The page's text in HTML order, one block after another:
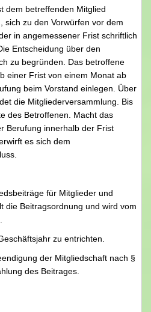
dem betreffenden Mitglied
sich zu den Vorwürfen vor dem
in angemessener Frist schriftlich
Entscheidung über den
zu begründen. Das betroffene
einer Frist von einem Monat ab
beim Vorstand einlegen. Über
die Mitgliederversammlung. Bis
des Betroffenen. Macht das
Berufung innerhalb der Frist
es sich dem
für Mitglieder und
die Beitragsordnung und wird vom
zu entrichten.
der Mitgliedschaft nach §
des Beitrages.